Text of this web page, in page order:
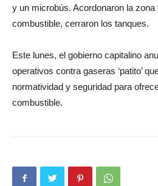
y un microbús. Acordonaron la
combustible, cerraron los tanques.
Este lunes, el gobierno capitalino
operativos contra gaseras ‘patito’
normatividad y seguridad para
combustible.